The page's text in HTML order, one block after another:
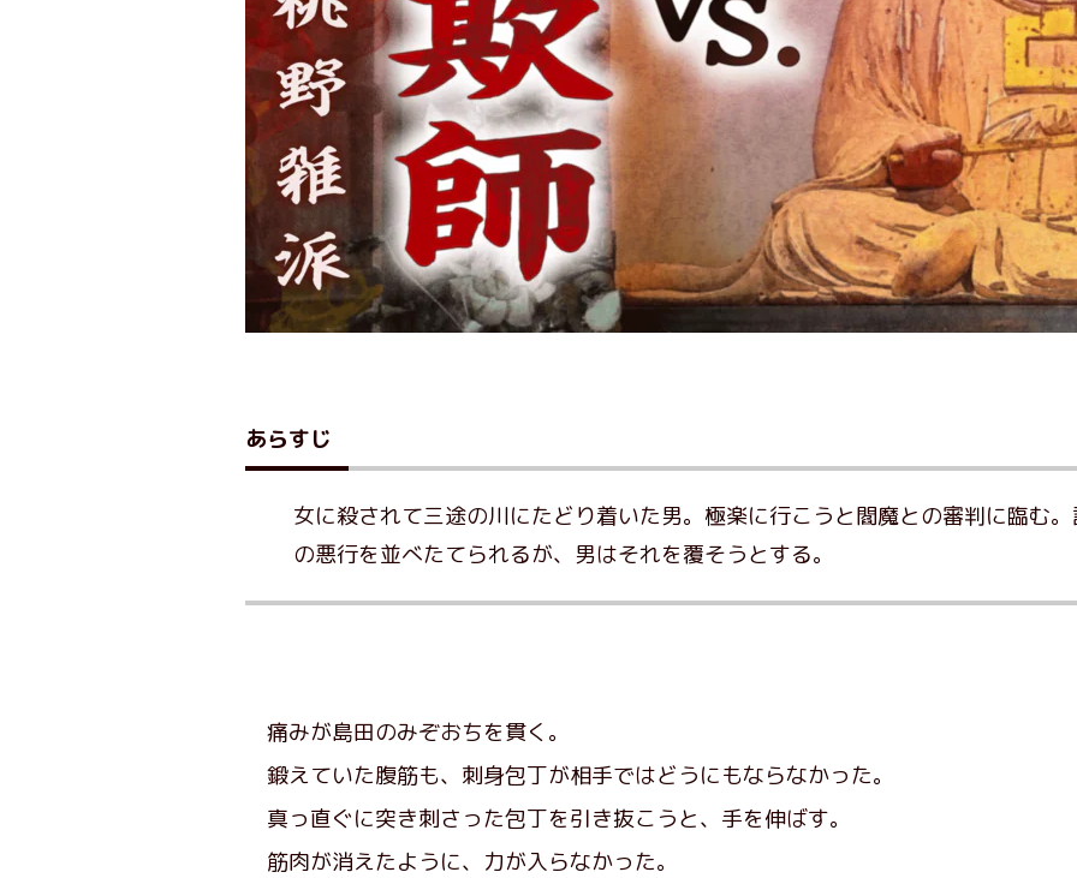
あらすじ
女に殺されて三途の川にたどり着いた男。極楽に行こうと閻魔との審判に臨む
の悪行を並べたてられるが、男はそれを覆そうとする。
痛みが島田のみぞおちを貫く。
鍛えていた腹筋も、刺身包丁が相手ではどうにもならなかった。
真っ直ぐに突き刺さった包丁を引き抜こうと、手を伸ばす。
筋肉が消えたように、力が入らなかった。